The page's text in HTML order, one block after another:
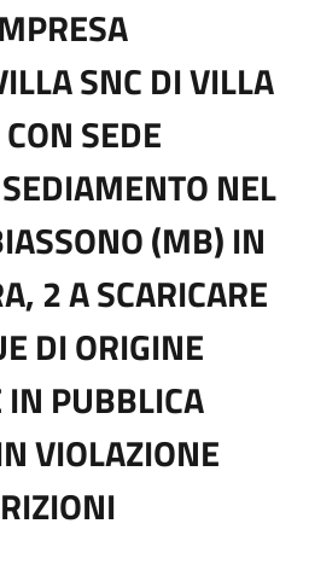
SNC DI VILLA
SEDE
NEL
(MB) IN
2 A SCARICARE
DI ORIGINE
PUBBLICA
VIOLAZIONE